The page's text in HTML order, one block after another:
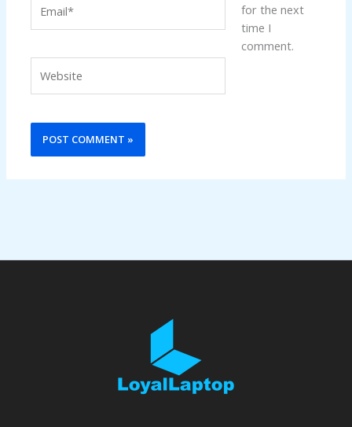
for the next
time I
comment.